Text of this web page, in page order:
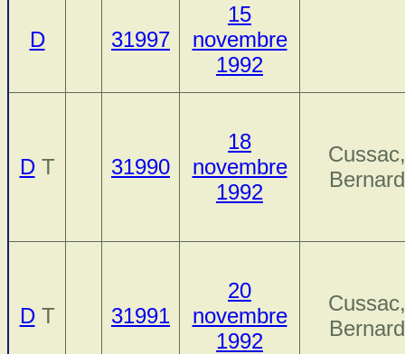
D 31997
15
novembre
1992
DT 31990
18
novembre
1992
Cussac,
Bernard
DT 31991
20
novembre
1992
Cussac,
Bernard